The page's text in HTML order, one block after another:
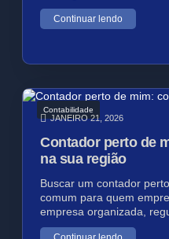
Continuar lendo
Contabilidade
JANEIRO 21, 2026
Contador perto de
na sua região
Buscar um contador
comum para quem
empresa organizada,